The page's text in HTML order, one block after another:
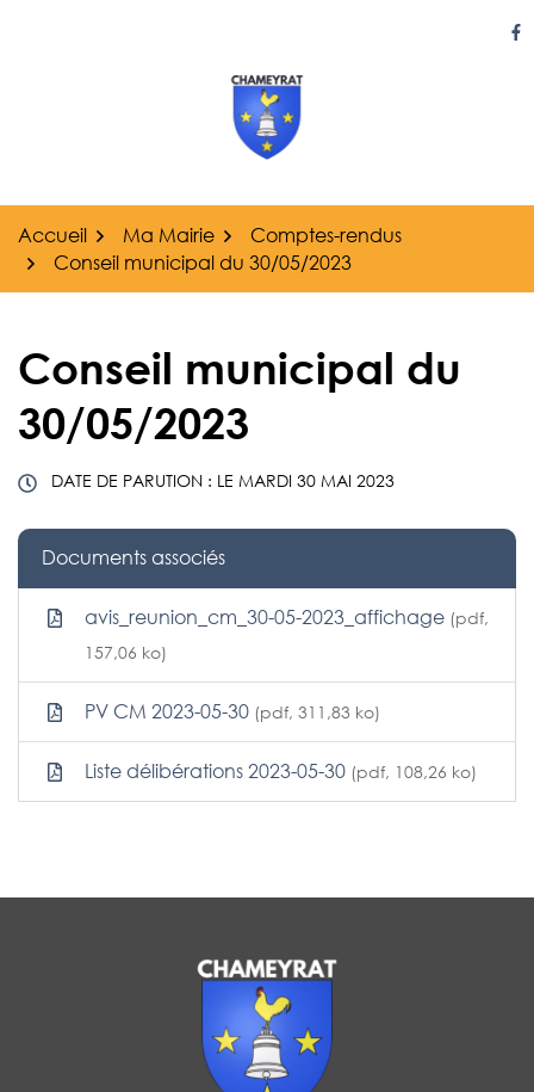
Accueil Ma Mairie
Comptes-rendus
Conseil municipal du 30/05/2023
Conseil municipal du
30/05/2023
DATE DE PARUTION : LE MARDI 30 MAI 2023
Documents associés
avis_reunion_cm_30-05-2023_affichage (pdf,
157,06 ko)
PV CM 2023-05-30 (pdf, 311,83 ko)
Liste délibérations 2023-05-30 (pdf, 108,26 ko)